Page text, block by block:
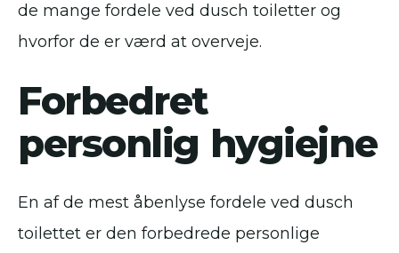
de mange fordele ved dusch toiletter og
hvorfor de er værd at overveje.
Forbedret
personlig hygiejne
En af de mest åbenlyse fordele ved dusch
toilettet er den forbedrede personlige